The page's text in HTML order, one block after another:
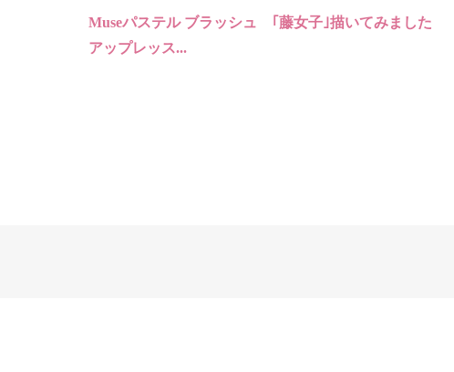
Museパステル ブラッシュ
アップレッス...
｢藤女子｣描いてみました